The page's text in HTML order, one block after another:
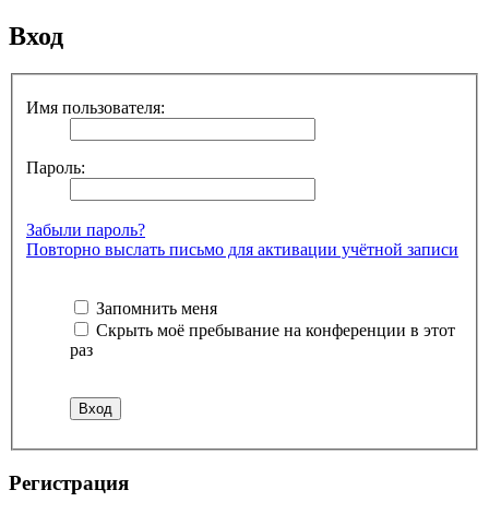
Вход
Имя пользователя:
Пароль:
Забыли пароль?
Повторно выслать письмо для активации учётной записи
Запомнить меня
Скрыть моё пребывание на конференции в этот
раз
Регистрация